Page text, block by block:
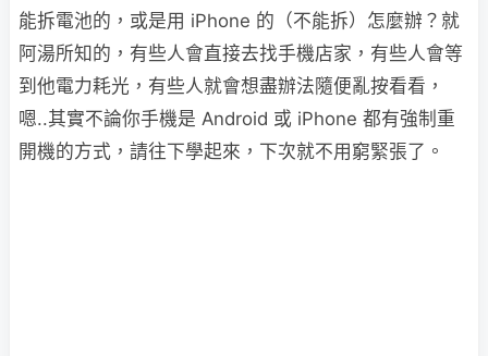
能拆電池的，或是用 iPhone 的（不能拆）怎麼辦？就
阿湯所知的，有些人會直接去找手機店家，有些人會等
到他電力耗光，有些人就會想盡辦法隨便亂按看看，
嗯..其實不論你手機是 Android 或 iPhone 都有強制重
開機的方式，請往下學起來，下次就不用窮緊張了。